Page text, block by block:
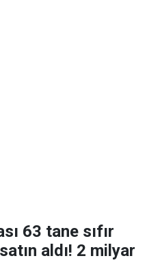
63 tane sıfır
aldı! 2 milyar